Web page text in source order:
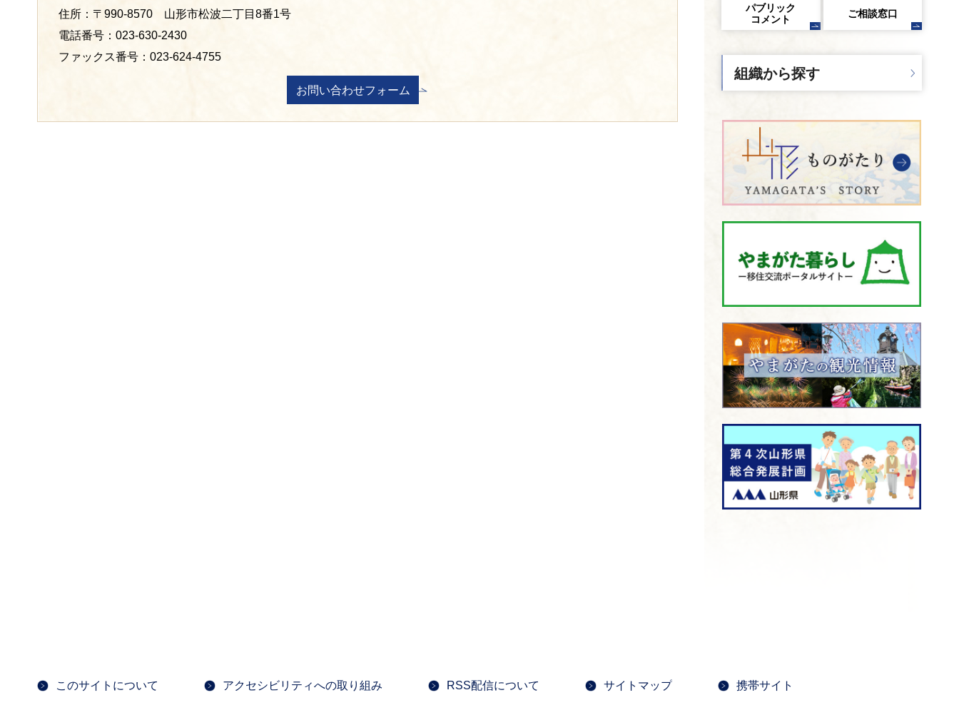
住所：〒990-8570 山形市松波二丁目8番1号
電話番号：023-630-2430
ファックス番号：023-624-4755
パブリック
コメント
ご相談窓口
組織から探す
このサイトについて アクセシビリティへの取り組み RSS配信について サイトマップ 携帯サイト